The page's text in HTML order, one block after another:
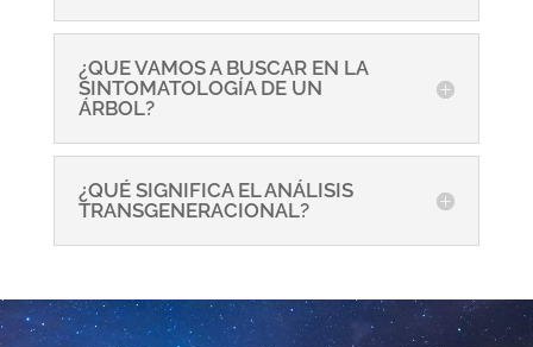
¿QUE VAMOS A BUSCAR EN LA
SINTOMATOLOGÍA DE UN
ÁRBOL?
¿QUÉ SIGNIFICA EL ANÁLISIS
TRANSGENERACIONAL?